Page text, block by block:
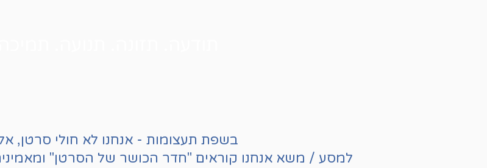
בשפת תעצומות - אנחנו לא חולי סרטן,
למסע / משא אנחנו קוראים "חדר הכושר של הסרטן"